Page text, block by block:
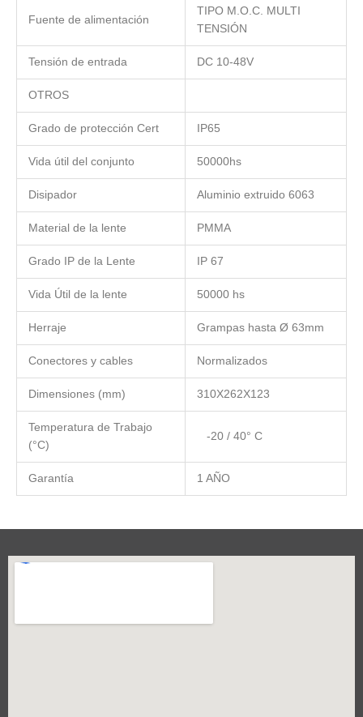
Fuente de alimentación
TIPO M.O.C. MULTI
TENSIÓN
Tensión de entrada DC 10-48V
OTROS
Grado de protección Cert IP65
Vida útil del conjunto 50000hs
Disipador Aluminio extruido 6063
Material de la lente PMMA
Grado IP de la Lente IP 67
Vida Útil de la lente 50000 hs
Herraje Grampas hasta Ø 63mm
Conectores y cables Normalizados
Dimensiones (mm) 310X262X123
Temperatura de Trabajo
(°C)
-20 / 40° C
Garantía 1 AÑO